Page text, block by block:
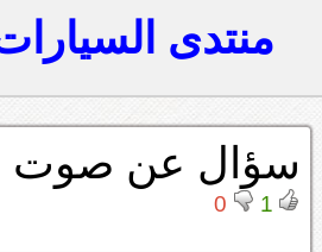
منتدى
سؤال عن صوت
1
0